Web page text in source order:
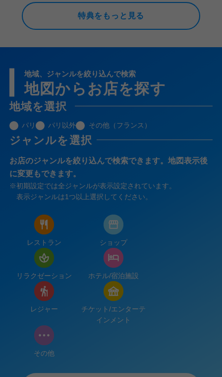
特典をもっと見る
地域、ジャンルを絞り込んで検索
地図からお店を探す
地域を選択
パリ パリ以外 その他（フランス）
ジャンルを選択
お店のジャンルを絞り込んで検索できます。地図表示後
に変更もできます。
※初期設定では全ジャンルが表示設定されています。
表示ジャンルは1つ以上選択してください。
レストラン ショップ
リラクゼーション ホテル/宿泊施設
レジャー
チケット/エンターテ
インメント
その他